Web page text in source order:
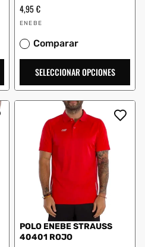
Precio
habitual
4,95 €
Proveedor:
ENEBE
Comparar
SELECCIONAR OPCIONES
POLO ENEBE STRAUSS
40401 ROJO